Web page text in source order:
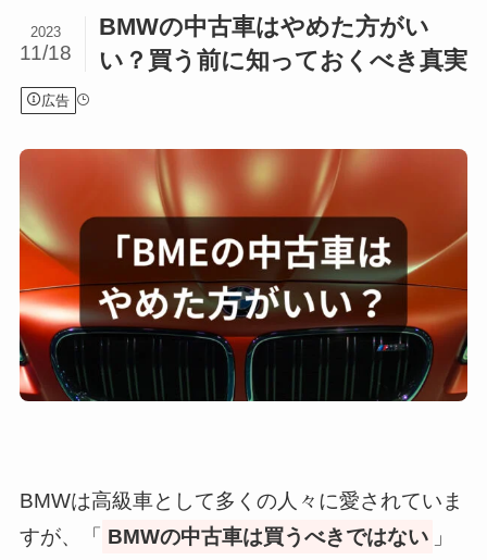
BMWの中古車はやめた方がい
い？買う前に知っておくべき真実
2023
11/18
広告
BMWは高級車として多くの人々に愛されていま
すが、「
BMWの中古車は買うべきではない 」